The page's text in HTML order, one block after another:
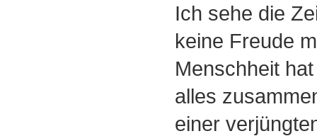
Ich sehe die
keine Freude
Menschheit
alles
einer